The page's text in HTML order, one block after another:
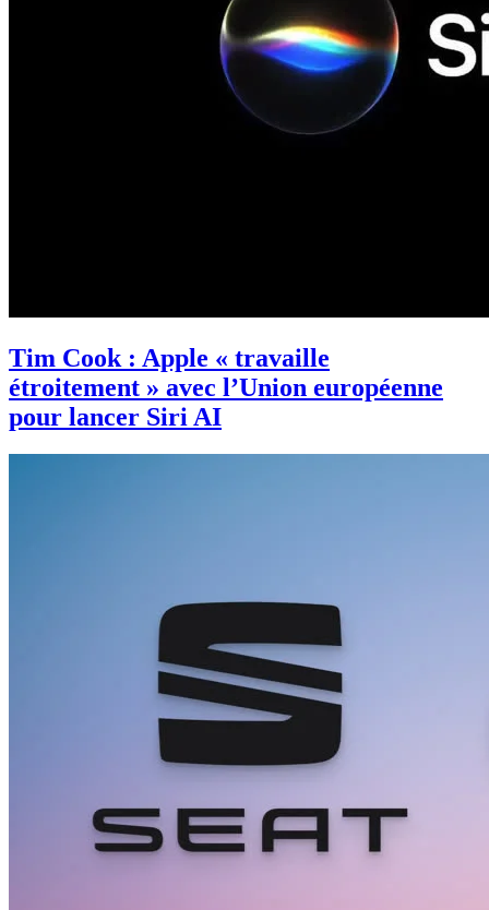
Tim Cook : Apple « travaille
étroitement » avec l’Union européenne
pour lancer Siri AI